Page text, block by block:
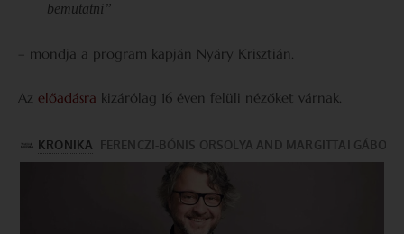
bemutatni”
– mondja a program kapján Nyáry Krisztián.
Az előadásra kizárólag 16 éven felüli nézőket várnak.